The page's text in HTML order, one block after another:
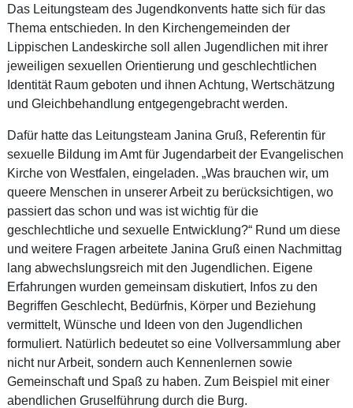
Das Leitungsteam des Jugendkonvents hatte sich für das
Thema entschieden. In den Kirchengemeinden der
Lippischen Landeskirche soll allen Jugendlichen mit ihrer
jeweiligen sexuellen Orientierung und geschlechtlichen
Identität Raum geboten und ihnen Achtung, Wertschätzung
und Gleichbehandlung entgegengebracht werden.
Dafür hatte das Leitungsteam Janina Gruß, Referentin für
sexuelle Bildung im Amt für Jugendarbeit der Evangelischen
Kirche von Westfalen, eingeladen. „Was brauchen wir, um
queere Menschen in unserer Arbeit zu berücksichtigen, wo
passiert das schon und was ist wichtig für die
geschlechtliche und sexuelle Entwicklung?“ Rund um diese
und weitere Fragen arbeitete Janina Gruß einen Nachmittag
lang abwechslungsreich mit den Jugendlichen. Eigene
Erfahrungen wurden gemeinsam diskutiert, Infos zu den
Begriffen Geschlecht, Bedürfnis, Körper und Beziehung
vermittelt, Wünsche und Ideen von den Jugendlichen
formuliert. Natürlich bedeutet so eine Vollversammlung aber
nicht nur Arbeit, sondern auch Kennenlernen sowie
Gemeinschaft und Spaß zu haben. Zum Beispiel mit einer
abendlichen Gruselführung durch die Burg.